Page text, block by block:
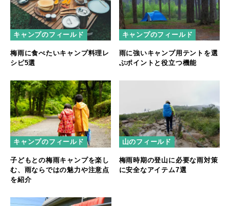
キャンプのフィールド
梅雨に食べたいキャンプ料理レ
シピ5選
キャンプのフィールド
雨に強いキャンプ用テントを選
ぶポイントと役立つ機能
キャンプのフィールド
子どもとの梅雨キャンプを楽し
む、雨ならではの魅力や注意点
を紹介
山のフィールド
梅雨時期の登山に必要な雨対策
に安全なアイテム7選